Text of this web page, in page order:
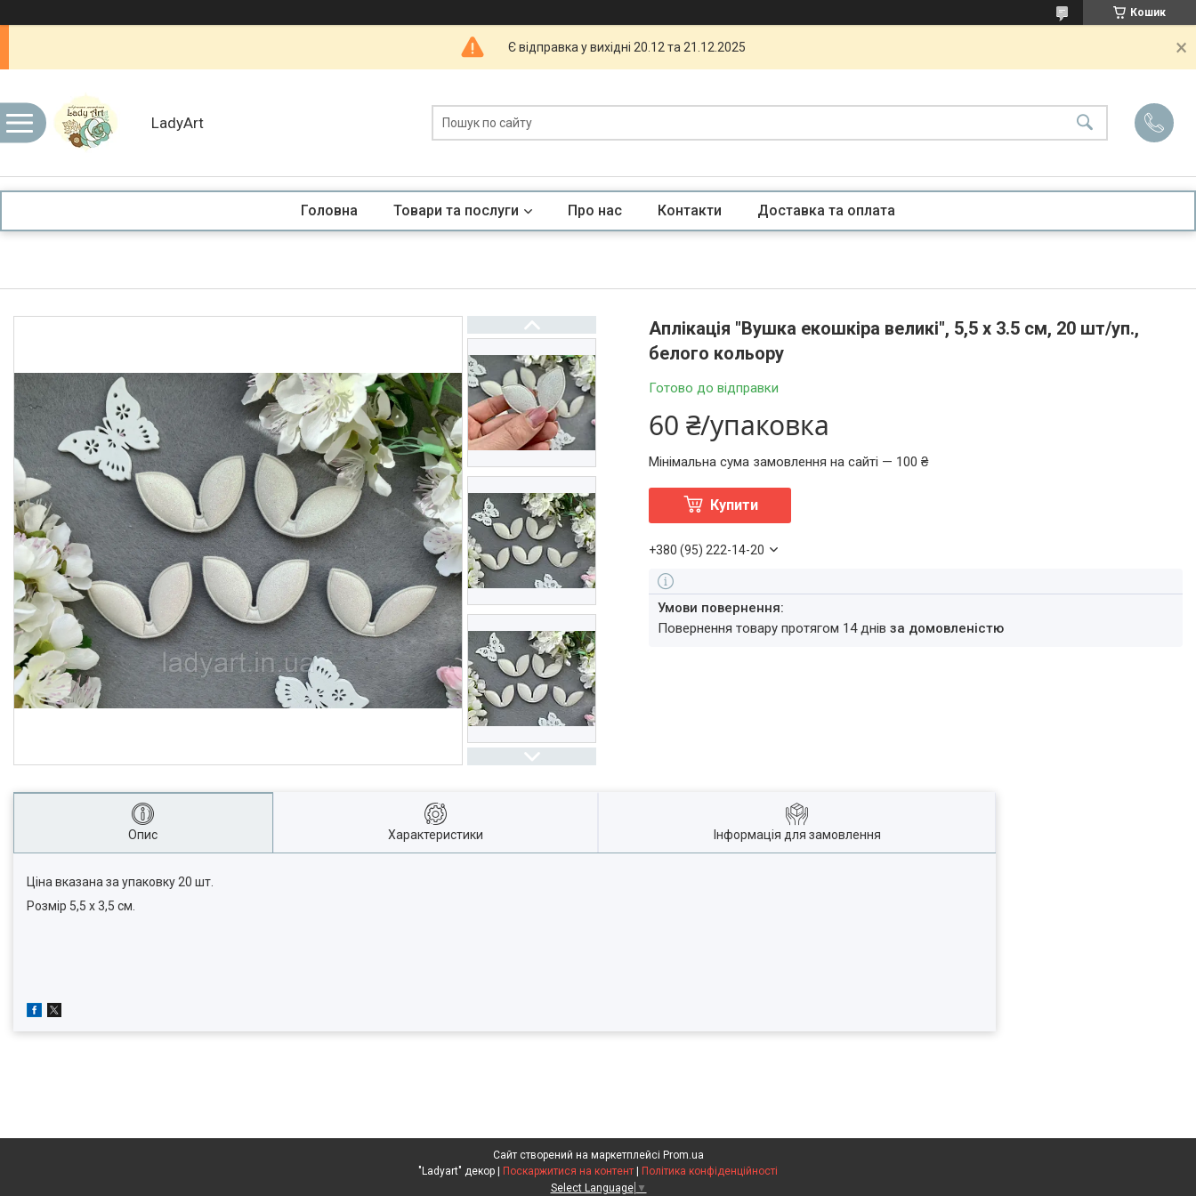
Кошик
Є відправка у вихідні 20.12 та 21.12.2025
LadyArt
Головна Товари та послуги Про нас Контакти Доставка та оплата
Аплікація "Вушка екошкіра великі", 5,5 х 3.5 см, 20 шт/уп.,
белого кольору
Готово до відправки
60 ₴/упаковка
Мінімальна сума замовлення на сайті — 100 ₴
Купити
+380 (95) 222-14-20
повернення товару протягом 14 днівза домовленістю
Опис Характеристики Інформація для замовлення
Ціна вказана за упаковку 20 шт.
Розмір 5,5 х 3,5 см.
Сайт створений на маркетплейсі Prom.ua
Поскаржитися на контент
Політика конфіденційності
Select Language ▼